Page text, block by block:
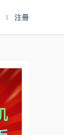
注冊